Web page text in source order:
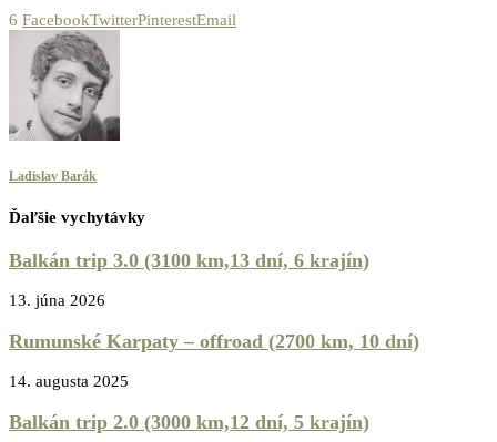
6 FacebookTwitterPinterestEmail
Ladislav Barák
Ďaľšie vychytávky
Balkán trip 3.0 (3100 km,13 dní, 6 krajín)
13. júna 2026
Rumunské Karpaty – offroad (2700 km, 10 dní)
14. augusta 2025
Balkán trip 2.0 (3000 km,12 dní, 5 krajín)